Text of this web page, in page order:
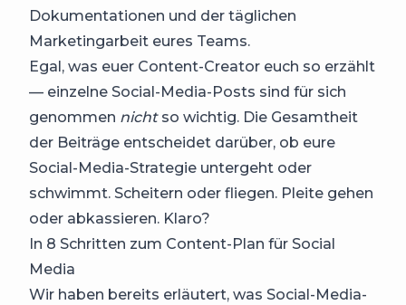
Dokumentationen und der täglichen
Marketingarbeit eures Teams.
Egal, was euer Content-Creator euch so erzählt
— einzelne Social-Media-Posts sind für sich
genommen nichtso wichtig. Die Gesamtheit
der Beiträge entscheidet darüber, ob eure
Social-Media-Strategie untergeht oder
schwimmt. Scheitern oder fliegen. Pleite gehen
oder abkassieren. Klaro?
In 8 Schritten zum Content-Plan für Social
Media
Wir haben bereits erläutert, was Social-Media-